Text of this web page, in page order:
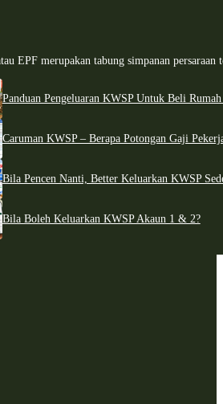
EPF merupakan tabung simpanan persaraan
Panduan Pengeluaran KWSP Untuk Beli
Caruman KWSP – Berapa Potongan Gaji
Bila Pencen Nanti, Better Keluarkan KWSP
Bila Boleh Keluarkan KWSP Akaun 1 & 2?